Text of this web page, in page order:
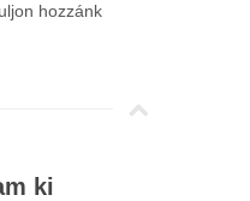
hozzánk
ki